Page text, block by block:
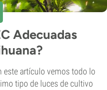
Adecuadas
este artículo vemos todo lo
tipo de luces de cultivo